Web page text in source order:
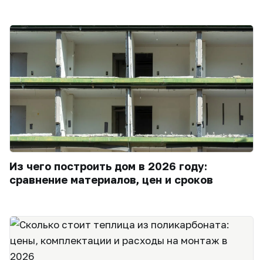
Из чего построить дом в 2026 году:
сравнение материалов, цен и сроков